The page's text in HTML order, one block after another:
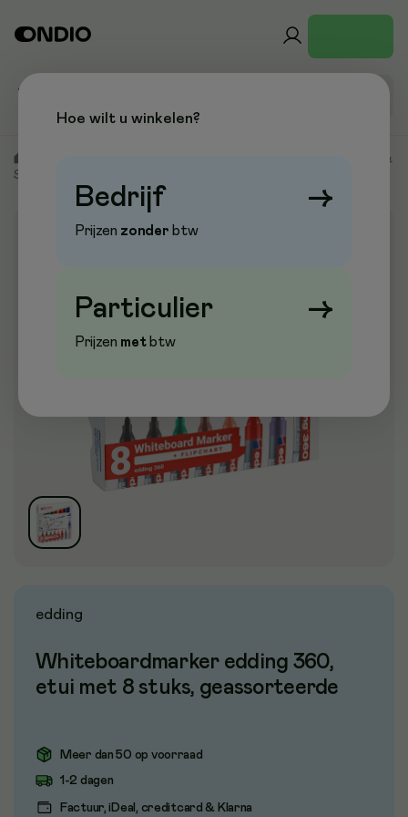
Markeren &
Signaleren
Aanbieding
edding
Whiteboardmarker edding 360,
etui met 8 stuks, geassorteerde
Meer dan 50 op voorraad
1-2 dagen
Factuur, iDeal, creditcard & Klarna
Hoe wilt u winkelen?
Bedrijf →
Prijzen zonder btw
Particulier →
Prijzen metbtw